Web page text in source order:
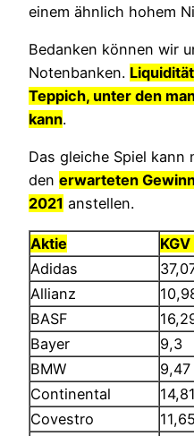
einem ähnlich hohem
Bedanken können wir
Notenbanken.
Teppich, unter den
kann.
Das gleiche Spiel kann
den erwarteten
2021 anstellen.
Aktie
Adidas
Allianz
BASF
Bayer
9,3
BMW
9,47
Continental
14,81
Covestro
11,65